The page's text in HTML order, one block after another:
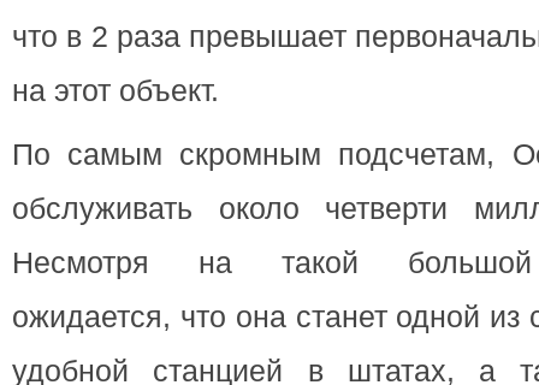
что в 2 раза превышает
на этот объект.
По самым скромным подсчетам,
обслуживать около четверти
Несмотря на такой большой
ожидается, что она станет одной
удобной станцией в штатах, а